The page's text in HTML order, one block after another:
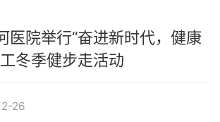
医院举行“奋进新时代，健康
冬季健步走活动
26